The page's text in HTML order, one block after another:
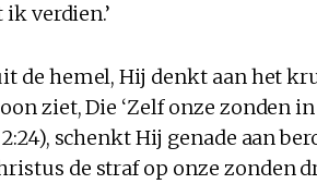
verdien.’
de hemel, Hij denkt aan het
ziet, Die ‘Zelf onze zonden
2:24), schenkt Hij genade aan
de straf op onze zonden